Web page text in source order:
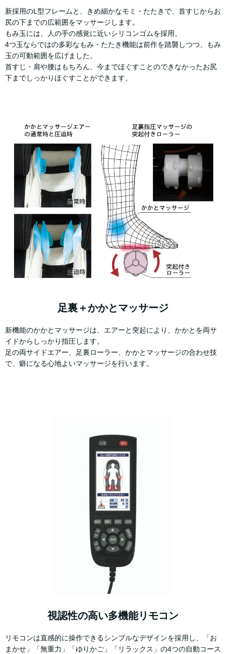
新採用のL型フレームと、きめ細かなモミ・たたきで、首すじからお
尻の下までの広範囲をマッサージします。
もみ玉には、人の手の感覚に近いシリコンゴムを採用。
4つ玉ならではの多彩なもみ・たたき機能は前作を踏襲しつつ、もみ
玉の可動範囲を広げました。
首すじ・肩や腰はもちろん、今までほぐすことのできなかったお尻
下までしっかりほぐすことができます。
足裏＋かかとマッサージ
新機能のかかとマッサージは、エアーと突起により、かかとを両サ
イドからしっかり指圧します。
足の両サイドエアー、足裏ローラー、かかとマッサージの合わせ技
で、癖になる心地よいマッサージを行います。
視認性の高い多機能リモコン
リモコンは直感的に操作できるシンプルなデザインを採用し、「お
まかせ」「無重力」「ゆりかご」「リラックス」の4つの自動コース